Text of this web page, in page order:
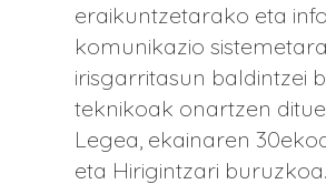
eraikuntzetarako eta
komunikazio
irisgarritasun baldintzei
teknikoak onartzen
Legea, ekainaren
eta Hirigintzari